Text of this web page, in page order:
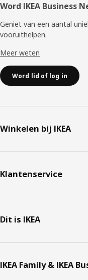
Word IKEA Business
Geniet van een aantal
vooruithelpen. ​
Meer weten
Word lid of log in
Winkelen bij IKEA
Klantenservice
Dit is IKEA
IKEA Family & IKEA